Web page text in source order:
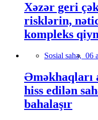
Xəzər geri
risklərin,
kompleks
Sosial sahə, 06
Əməkhaqları
hiss edilən
bahalaşır